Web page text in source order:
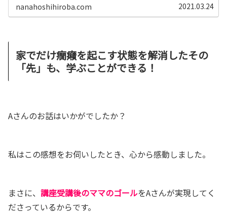
nanahoshihiroba.com 2021.03.24
家でだけ癇癪を起こす状態を解消したその
「先」も、学ぶことができる！
Aさんのお話はいかがでしたか？
私はこの感想をお伺いしたとき、心から感動しました。
まさに、 講座受講後のママのゴールをAさんが実現してく
ださっているからです。